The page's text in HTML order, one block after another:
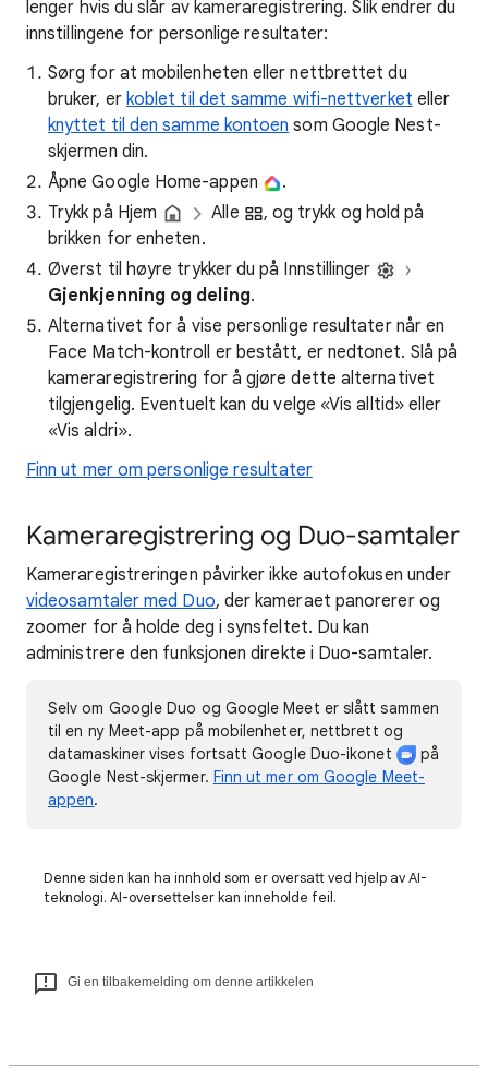
lenger hvis du slår av kameraregistrering. Slik endrer du
innstillingene for personlige resultater:
Sørg for at mobilenheten eller nettbrettet du
bruker, er koblet til det samme wifi-nettverket eller
knyttet til den samme kontoen som Google Nest-
skjermen din.
Åpne Google Home-appen
.
Trykk på Hjem
Alle
, og trykk og hold på
brikken for enheten.
Øverst til høyre trykker du på Innstillinger
Gjenkjenning og deling.
Alternativet for å vise personlige resultater når en
Face Match-kontroll er bestått, er nedtonet. Slå på
kameraregistrering for å gjøre dette alternativet
tilgjengelig. Eventuelt kan du velge «Vis alltid» eller
«Vis aldri».
Finn ut mer om personlige resultater
Kameraregistrering og Duo-samtaler
Kameraregistreringen påvirker ikke autofokusen under
videosamtaler med Duo, der kameraet panorerer og
zoomer for å holde deg i synsfeltet. Du kan
administrere den funksjonen direkte i Duo-samtaler.
Selv om Google Duo og Google Meet er slått sammen
til en ny Meet-app på mobilenheter, nettbrett og
datamaskiner vises fortsatt Google Duo-ikonet
på
Google Nest-skjermer. Finn ut mer om Google Meet-
appen.
Denne siden kan ha innhold som er oversatt ved hjelp av AI-
teknologi. AI-oversettelser kan inneholde feil.
Gi en tilbakemelding om denne artikkelen